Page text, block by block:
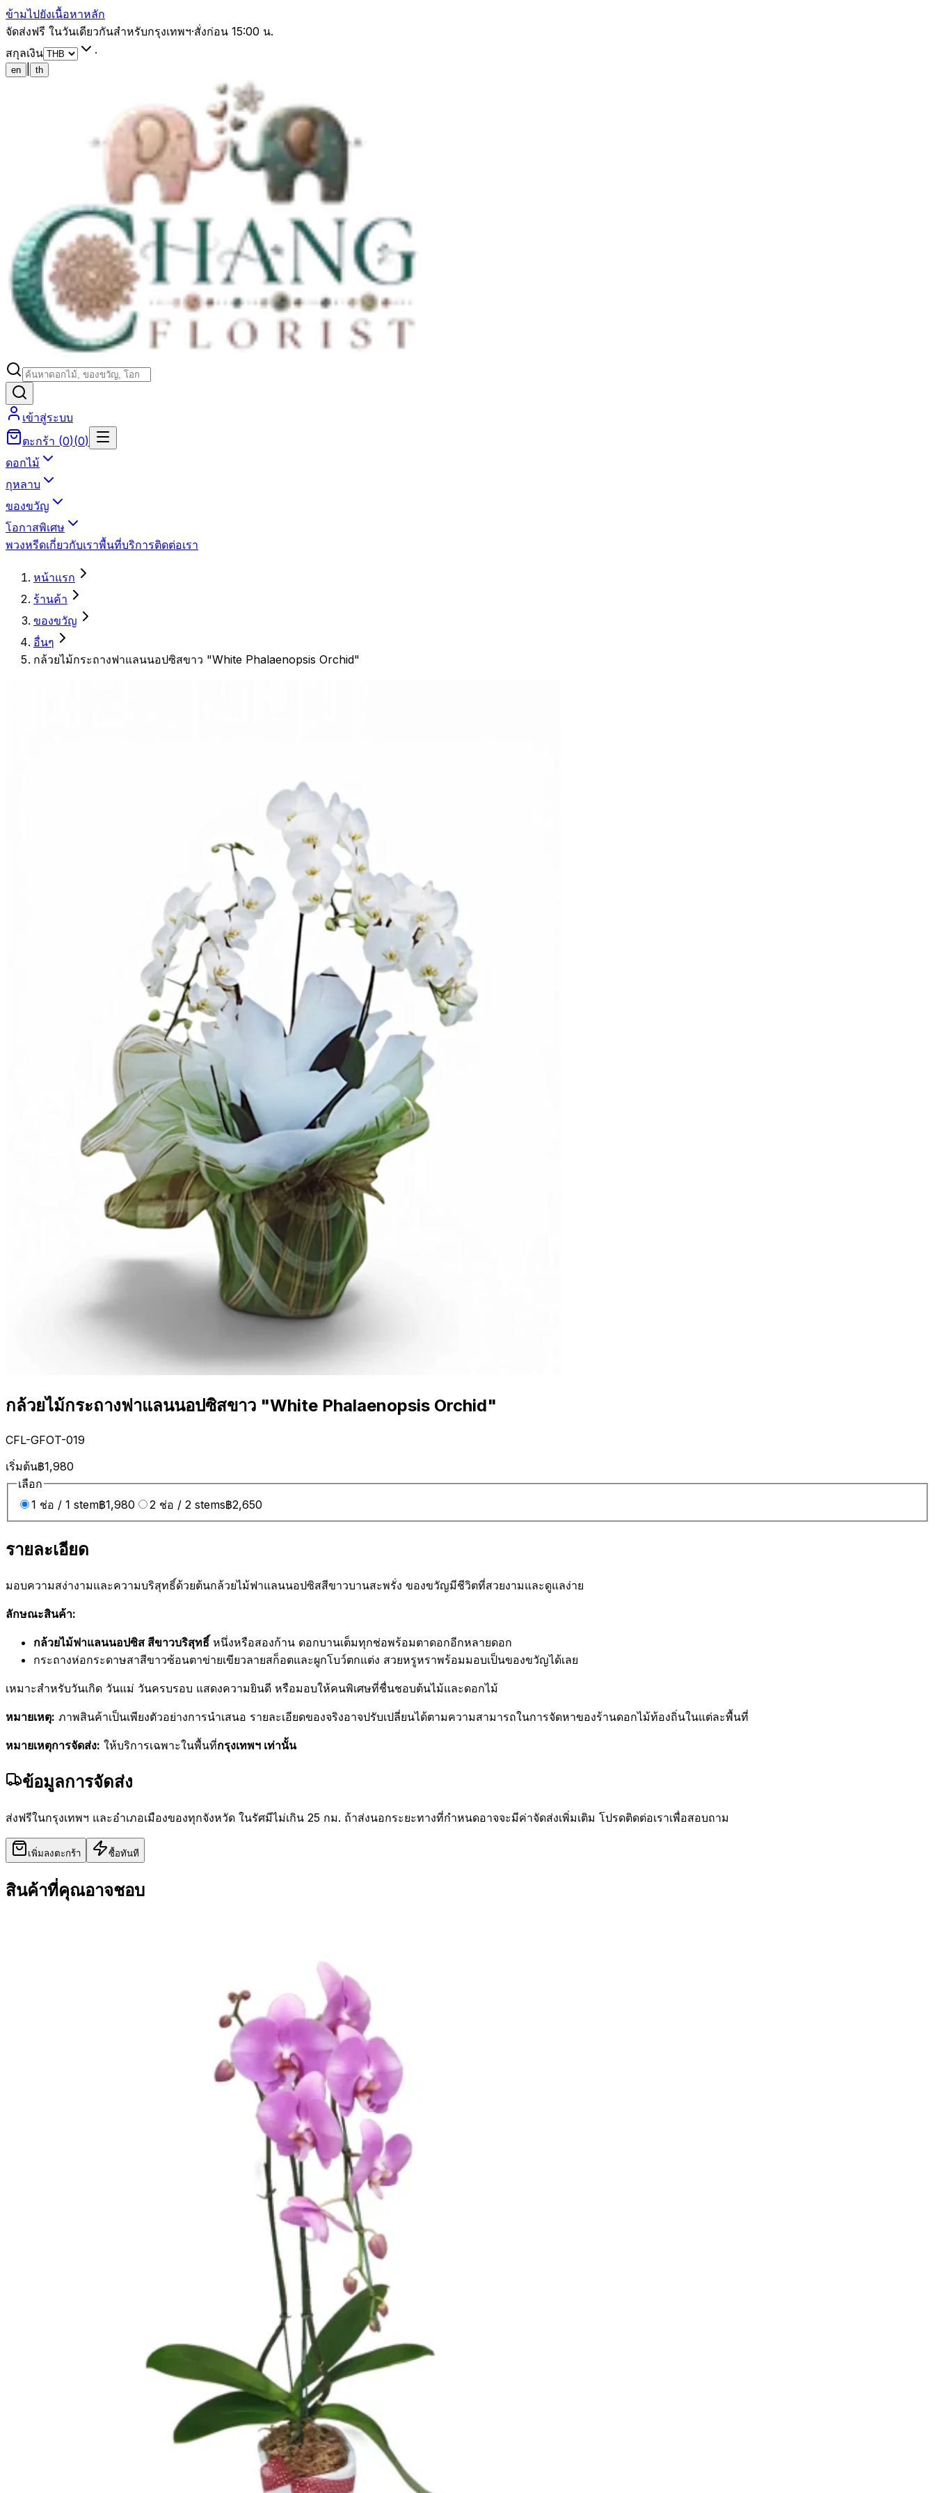
ข้ามไปยังเนื้อหาหลัก
จัดส่งฟรี ในวันเดียวกันสำหรับกรุงเทพฯ·สั่งก่อน 15:00 น.
สกุลเงิน
·
en th
เข้าสู่ระบบ
ตะกร้า (0)(0)
ดอกไม้
กุหลาบ
ของขวัญ
โอกาสพิเศษ
พวงหรีดเกี่ยวกับเราพื้นที่บริการติดต่อเรา
หน้าแรก
ร้านค้า
ของขวัญ
อื่นๆ
กล้วยไม้กระถางฟาแลนนอปซิสขาว "White Phalaenopsis Orchid"
กล้วยไม้กระถางฟาแลนนอปซิสขาว "White Phalaenopsis Orchid"
CFL-GFOT-019
เริ่มต้น฿1,980
เลือก
1 ช่อ / 1 stem฿1,980 2 ช่อ / 2 stems฿2,650
รายละเอียด
มอบความสง่างามและความบริสุทธิ์ด้วยต้นกล้วยไม้ฟาแลนนอปซิสสีขาวบานสะพรั่ง ของขวัญมีชีวิตที่สวยงามและดูแลง่าย
ลักษณะสินค้า:
กล้วยไม้ฟาแลนนอปซิส สีขาวบริสุทธิ์ หนึ่งหรือสองก้าน ดอกบานเต็มทุกช่อพร้อมตาดอกอีกหลายดอก
กระถางห่อกระดาษสาสีขาวซ้อนตาข่ายเขียวลายสก็อตและผูกโบว์ตกแต่ง สวยหรูหราพร้อมมอบเป็นของขวัญได้เลย
เหมาะสำหรับวันเกิด วันแม่ วันครบรอบ แสดงความยินดี หรือมอบให้คนพิเศษที่ชื่นชอบต้นไม้และดอกไม้
หมายเหตุ: ภาพสินค้าเป็นเพียงตัวอย่างการนำเสนอ รายละเอียดของจริงอาจปรับเปลี่ยนได้ตามความสามารถในการจัดหาของร้านดอกไม้ท้องถิ่นในแต่ละพื้นที่
หมายเหตุการจัดส่ง: ให้บริการเฉพาะในพื้นที่กรุงเทพฯ เท่านั้น
ข้อมูลการจัดส่ง
ส่งฟรีในกรุงเทพฯ และอำเภอเมืองของทุกจังหวัด ในรัศมีไม่เกิน 25 กม. ถ้าส่งนอกระยะทางที่กำหนดอาจจะมีค่าจัดส่งเพิ่มเติม โปรดติดต่อเราเพื่อสอบถาม
เพิ่มลงตะกร้า ซื้อทันที
สินค้าที่คุณอาจชอบ